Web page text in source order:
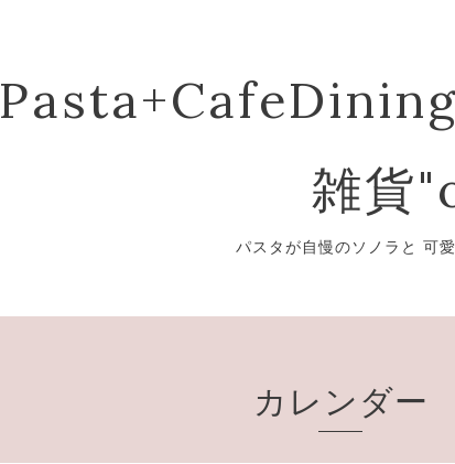
雑貨
パスタが自慢のソノラと 可
カレンダー